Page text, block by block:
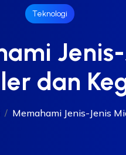
Teknologi
dan
Memahami Jenis-Jenis